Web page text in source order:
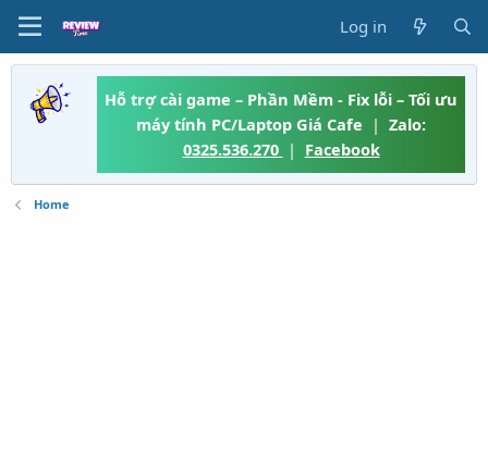
Log in
Hỗ trợ cài game – Phần Mềm - Fix lỗi – Tối ưu
máy tính PC/Laptop Giá Cafe | Zalo:
0325.536.270 | Facebook
Home